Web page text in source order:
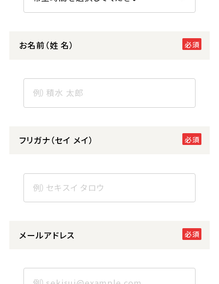
お名前（姓 名）
フリガナ（セイ メイ）
メールアドレス